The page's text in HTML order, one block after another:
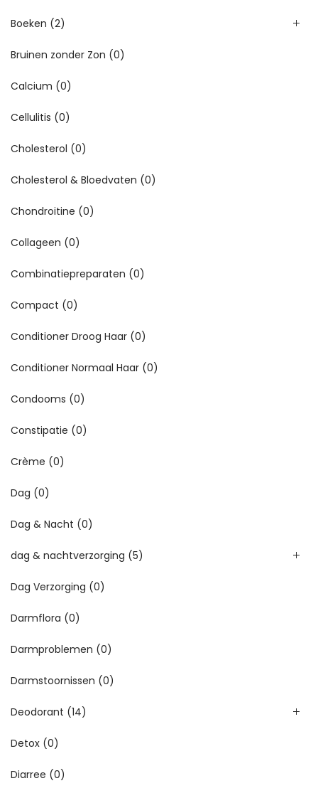
Boeken (2)
Bruinen zonder Zon (0)
Calcium (0)
Cellulitis (0)
Cholesterol (0)
Cholesterol & Bloedvaten (0)
Chondroitine (0)
Collageen (0)
Combinatiepreparaten (0)
Compact (0)
Conditioner Droog Haar (0)
Conditioner Normaal Haar (0)
Condooms (0)
Constipatie (0)
Crème (0)
Dag (0)
Dag & Nacht (0)
dag & nachtverzorging (5)
Dag Verzorging (0)
Darmflora (0)
Darmproblemen (0)
Darmstoornissen (0)
Deodorant (14)
Detox (0)
Diarree (0)